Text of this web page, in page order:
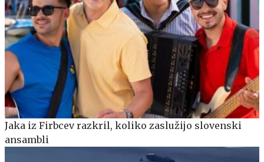
Jaka iz Firbcev razkril, koliko zaslužijo slovenski
ansambli